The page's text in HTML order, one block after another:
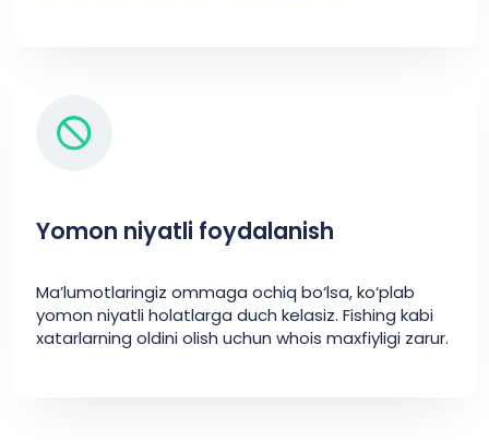
Yomon niyatli foydalanish
Ma’lumotlaringiz ommaga ochiq bo‘lsa, ko‘plab
yomon niyatli holatlarga duch kelasiz. Fishing kabi
xatarlarning oldini olish uchun whois maxfiyligi zarur.